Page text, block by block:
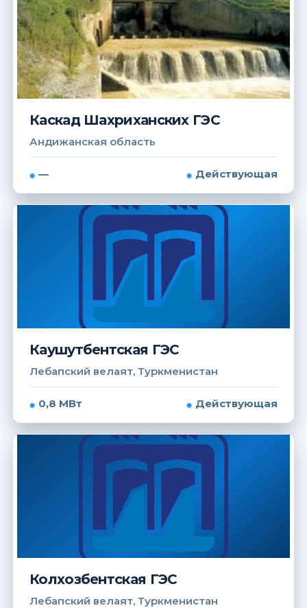
Каскад Шахриханских ГЭС
Андижанская область
— Действующая
Каушутбентская ГЭС
Лебапский велаят, Туркменистан
0,8 МВт Действующая
Колхозбентская ГЭС
Лебапский велаят, Туркменистан